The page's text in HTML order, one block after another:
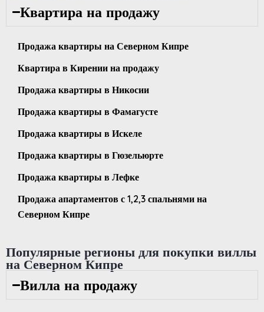
Квартира на продажу
Продажа квартиры на Северном Кипре
Квартира в Кирении на продажу
Продажа квартиры в Никосии
Продажа квартиры в Фамагусте
Продажа квартиры в Искеле
Продажа квартиры в Гюзельюрте
Продажа квартиры в Лефке
Продажа апартаментов с 1,2,3 спальнями на
Северном Кипре
Популярные регионы для покупки виллы
на Северном Кипре
Вилла на продажу